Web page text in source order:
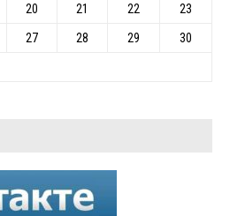
20 21 22 23
27 28 29 30